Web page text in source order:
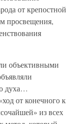
от крепостной
просвещения,
объективными
духа…
от конечного к
из всех